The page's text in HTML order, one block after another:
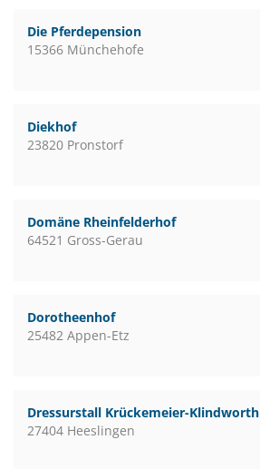
Die Pferdepension
15366 Münchehofe
Diekhof
23820 Pronstorf
Domäne Rheinfelderhof
64521 Gross-Gerau
Dorotheenhof
25482 Appen-Etz
Dressurstall Krückemeier-Klindworth
27404 Heeslingen